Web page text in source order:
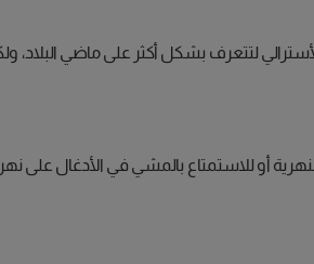
لتتعرف بشكل أكثر على ماضي البلاد،
أو للاستمتاع بالمشي في الأدغال على